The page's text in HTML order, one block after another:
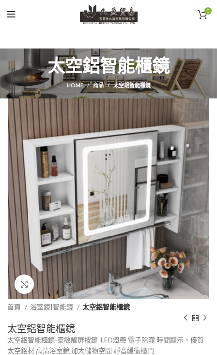
0
太空鋁智能櫃鏡
HOME 商品 太空鋁智能櫃鏡
Click to enlarge
首頁 浴室鏡|智能鏡 太空鋁智能櫃鏡
太空鋁智能櫃鏡
太空鋁智能櫃鏡-靈敏觸屏按鍵 LED燈帶 電子除霧 時間顯示，優質
太空鋁材 高清浴室鏡 加大儲物空間 靜音緩衝櫃門